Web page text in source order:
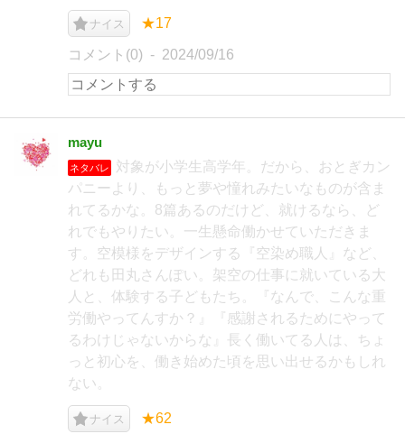
ナイス ★17
コメント(0) 2024/09/16
mayu
ネタバレ
対象が小学生高学年。だから、おとぎカン
パニーより、もっと夢や憧れみたいなものが含ま
れてるかな。8篇あるのだけど、就けるなら、ど
れでもやりたい。一生懸命働かせていただきま
す。空模様をデザインする『空染め職人』など、
どれも田丸さんぽい。架空の仕事に就いている大
人と、体験する子どもたち。『なんで、こんな重
労働やってんすか？』『感謝されるためにやって
るわけじゃないからな』長く働いてる人は、ちょ
っと初心を、働き始めた頃を思い出せるかもしれ
ない。
ナイス ★62